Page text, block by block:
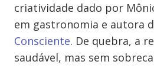
criatividade dado por
em gastronomia e autora
Consciente. De quebra, a
saudável, mas sem